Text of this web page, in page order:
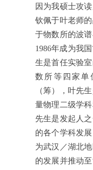
因为我硕士攻
钦佩于叶老师
于物数所的波
1986年成为我
生是首任实验
数所等四家单
（筹），叶先
量物理二级学
先生是发起人
的各个学科发
为武汉／湖北
的发展并推动